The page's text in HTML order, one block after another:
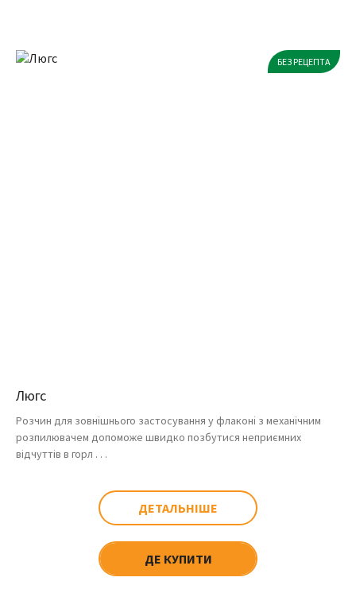
БЕЗ РЕЦЕПТА
Люгс
Розчин для зовнішнього застосування у флаконі з механічним
розпилювачем допоможе швидко позбутися неприємних
відчуттів в горл . . .
ДЕТАЛЬНІШЕ
ДЕ КУПИТИ